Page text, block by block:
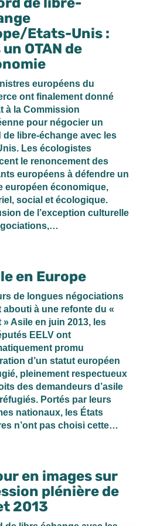
Etats-Unis :
OTAN de
européens du
ont finalement donné
à la Commission
pour négocier un
de libre-échange avec les
Les écologistes
le renoncement des
européens à défendre un
européen économique,
social et écologique.
de l’exception culturelle
en Europe
de longues négociations
abouti à une refonte du «
» Asile en juin 2013, les
EELV ont
promu
d’un statut européen
pleinement respectueux
des demandeurs d’asile
Portés par leurs
nationaux, les États
n’ont pas choisi cette…
en images sur
plénière de
2013